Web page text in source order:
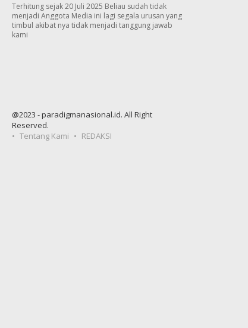
Terhitung sejak 20 Juli 2025 Beliau sudah tidak
menjadi Anggota Media ini lagi segala urusan yang
timbul akibat nya tidak menjadi tanggung jawab
kami
@2023 - paradigmanasional.id. All Right
Reserved.
Tentang Kami
REDAKSI